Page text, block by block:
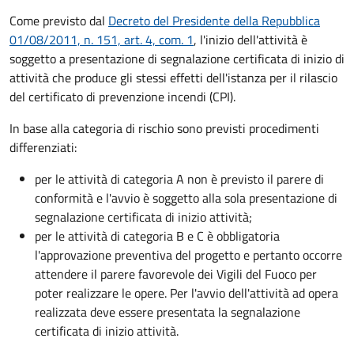
Come previsto dal Decreto del Presidente della Repubblica
01/08/2011, n. 151, art. 4, com. 1, l'inizio dell'attività è
soggetto a presentazione di segnalazione certificata di inizio di
attività che produce gli stessi effetti dell'istanza per il rilascio
del certificato di prevenzione incendi (CPI).
In base alla categoria di rischio sono previsti procedimenti
differenziati:
per le attività di categoria A non è previsto il parere di
conformità e l'avvio è soggetto alla sola presentazione di
segnalazione certificata di inizio attività;
per le attività di categoria B e C è obbligatoria
l'approvazione preventiva del progetto e pertanto occorre
attendere il parere favorevole dei Vigili del Fuoco per
poter realizzare le opere. Per l'avvio dell'attività ad opera
realizzata deve essere presentata la segnalazione
certificata di inizio attività.